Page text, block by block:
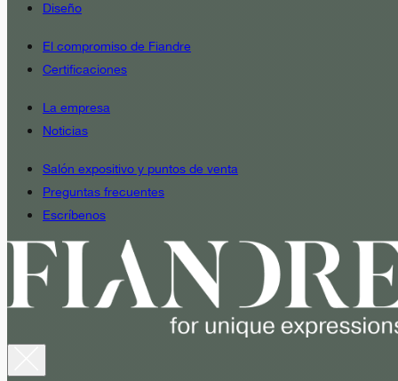
Diseño
El compromiso de Fiandre
Certificaciones
La empresa
Noticias
Salón expositivo y puntos de venta
Preguntas frecuentes
Escríbenos